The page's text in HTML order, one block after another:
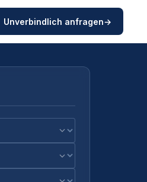
Unverbindlich anfragen→